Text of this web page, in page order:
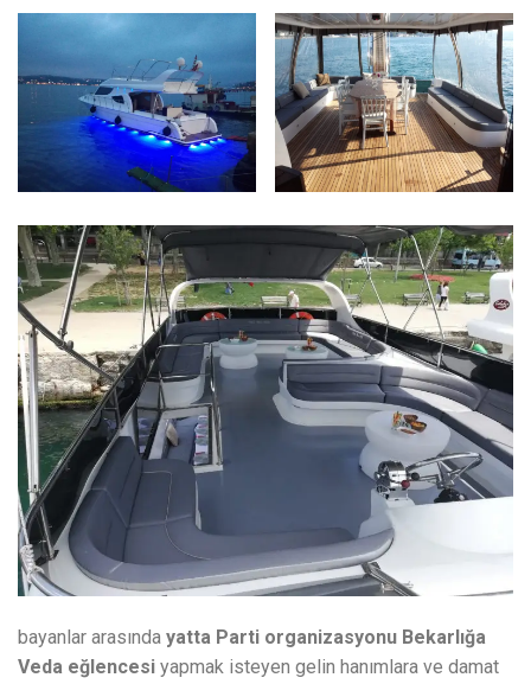
bayanlar arasında yatta Parti organizasyonu Bekarlığa
Veda eğlencesi yapmak isteyen gelin hanımlara ve damat